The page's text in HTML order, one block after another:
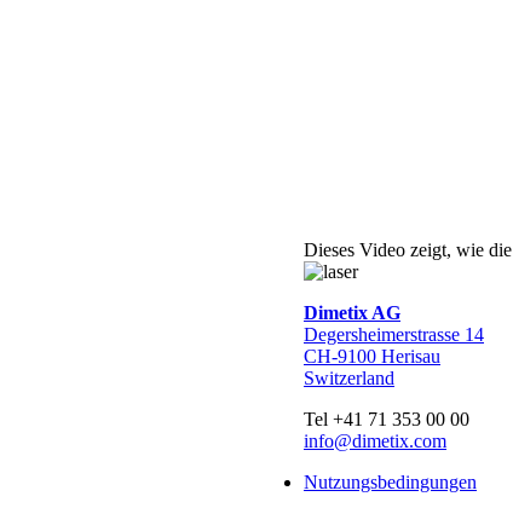
Dieses Video zeigt, wie
Dimetix AG
Degersheimerstrasse 14
CH-9100 Herisau
Switzerland
Tel +41 71 353 00 00
info@dimetix.com
Nutzungsbedingungen